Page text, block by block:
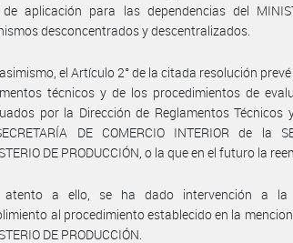
aplicación para las dependencias del
desconcentrados y descentralizados.
el Artículo 2° de la citada resolución
técnicos y de los procedimientos de
por la Dirección de Reglamentos
DE COMERCIO INTERIOR de la
DE PRODUCCIÓN, o la que en el futuro la
atento a ello, se ha dado intervención a la
al procedimiento establecido en la
DE PRODUCCIÓN.